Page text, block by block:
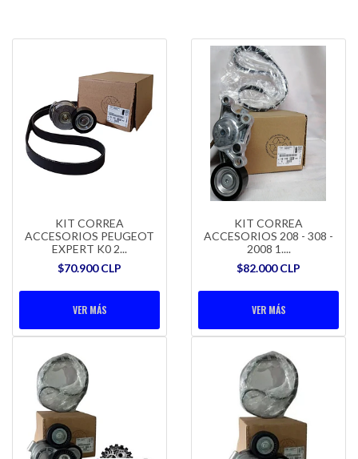
KIT CORREA
ACCESORIOS PEUGEOT
EXPERT K0 2...
$70.900 CLP
VER MÁS
KIT CORREA
ACCESORIOS 208 - 308 -
2008 1....
$82.000 CLP
VER MÁS